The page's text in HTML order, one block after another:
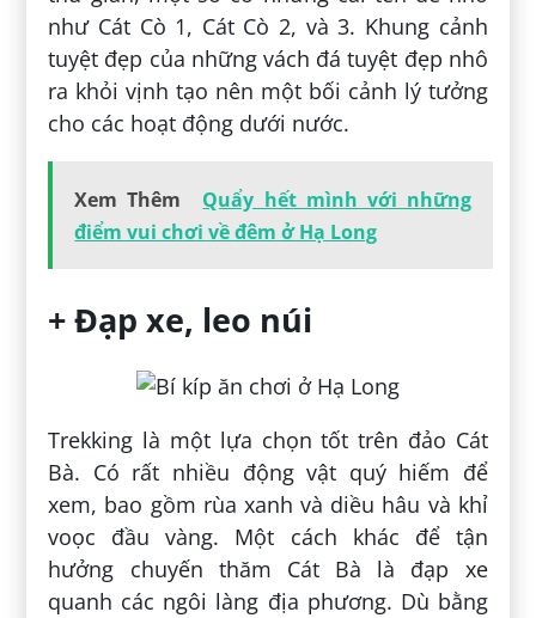
như Cát Cò 1, Cát Cò 2, và 3. Khung cảnh
tuyệt đẹp của những vách đá tuyệt đẹp nhô
ra khỏi vịnh tạo nên một bối cảnh lý tưởng
cho các hoạt động dưới nước.
Xem Thêm
Quẩy hết mình với những
điểm vui chơi về đêm ở Hạ Long
+ Đạp xe, leo núi
Trekking là một lựa chọn tốt trên đảo Cát
Bà. Có rất nhiều động vật quý hiếm để
xem, bao gồm rùa xanh và diều hâu và khỉ
voọc đầu vàng. Một cách khác để tận
hưởng chuyến thăm Cát Bà là đạp xe
quanh các ngôi làng địa phương. Dù bằng